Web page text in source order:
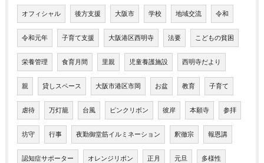
オフィシャル 後方支援 大阪市 学校 地域交流 令和
令和元年 子育て支援 大阪港区西明寺 法要 こどもの貧困
栄養管理 食育月間 里親 児童養護施設 西明寺だより
親 貸しスペース 大阪市港区市岡 お盆 教育 子育て
虐待 万灯籠 台風 ピンクリボン 彼岸 本願寺 参拝
坊守 行事 夜勤御堂筋イルミネーション 釈徹宗 報恩講
認知症サポーター オレンジリボン 正月 元旦 多様性